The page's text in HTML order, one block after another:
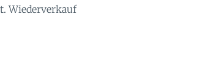
Wiederverkauf